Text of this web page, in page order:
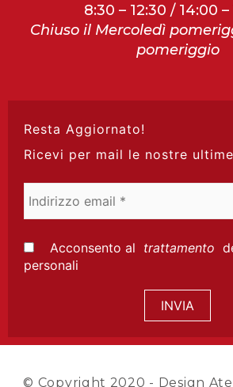
8:30 – 12:30 / 14:00 –
Chiuso il Mercoledì
pomeriggio
Resta Aggiornato!
Ricevi per mail le nostre
email
Acconsento al trattamento
personali
© Copyright 2020 - Design